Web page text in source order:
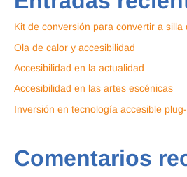
Kit de conversión para convertir a silla
Ola de calor y accesibilidad
Accesibilidad en la actualidad
Accesibilidad en las artes escénicas
Inversión en tecnología accesible
Comentarios